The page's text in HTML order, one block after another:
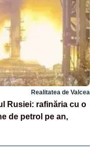
Realitatea de Valcea
Rusiei: rafinăria cu o
de petrol pe an,